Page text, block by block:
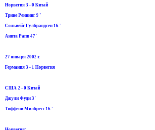
Норвегия 3 - 0 Китай
Трине Реннинг 9 '
Сольвейг Гулбрандсен 16 '
Анита Рапп 47 '
27 января 2002 г.
Германия 3 - 1 Норвегия
США 2 - 0 Китай
Джули Фуди 3 '
Тиффени Милбретт 16 '